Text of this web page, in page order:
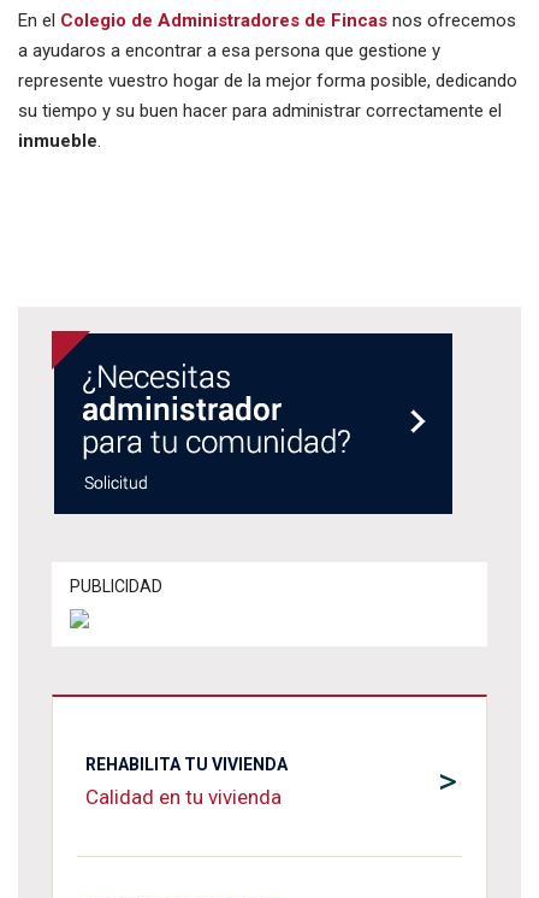
En el Colegio de Administradores de Fincas nos ofrecemos
a ayudaros a encontrar a esa persona que gestione y
represente vuestro hogar de la mejor forma posible, dedicando
su tiempo y su buen hacer para administrar correctamente el
inmueble.
PUBLICIDAD
>
REHABILITA TU VIVIENDA
Calidad en tu vivienda